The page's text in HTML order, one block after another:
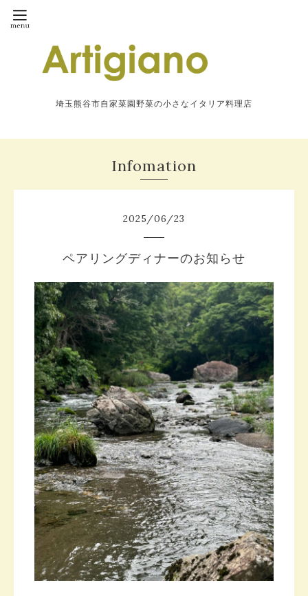
埼玉熊谷市自家菜園野菜の小さなイタリア料理店
Infomation
2025/06/23
ペアリングディナーのお知らせ